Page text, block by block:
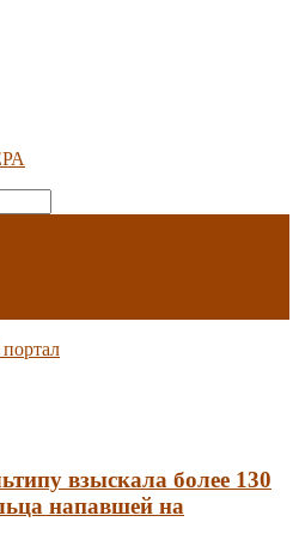
взыскала более 130
напавшей на